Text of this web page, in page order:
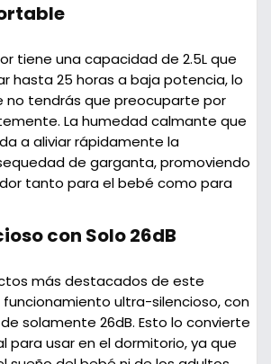
tiene una capacidad de 2.5Lque
hasta25 horas a baja potencia, lo
no tendrás que preocuparte por
La humedad calmante que
a aliviar rápidamente la
de garganta, promoviendo
tanto para el bebé como para
con Solo 26dB
más destacados de este
ultra-silencioso, con
solamente 26dB. Esto lo convierte
para usar en el dormitorio, ya que